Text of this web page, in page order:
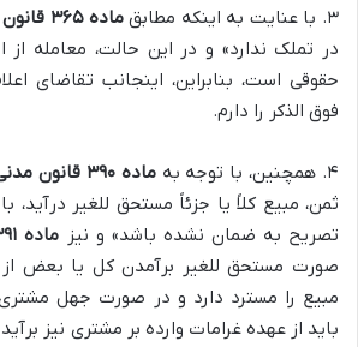
۳. با عنایت به اینکه مطابق ماده ۳۶۵ قانون مدنی
در تملک ندارد» و در این حالت، معامله از
حقوقی است، بنابراین، اینجانب تقاضای
فوق الذکر را دارم.
۴. همچنین، با توجه به ماده ۳۹۰ قانون مدنی
ثمن، مبیع کلاً یا جزئاً مستحق للغیر درآید،
تصریح به ضمان نشده باشد» و نیز ماده ۳۹۱ قانون مدنی
صورت مستحق للغیر برآمدن کل یا بعض از
مبیع را مسترد دارد و در صورت جهل
باید از عهده غرامات وارده بر مشتری نیز